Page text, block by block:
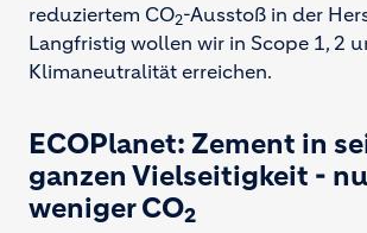
reduziertem CO2-Ausstoß in der
Langfristig wollen wir in Scope 1, 2
Klimaneutralität erreichen.
ECOPlanet: Zement in
ganzen Vielseitigkeit -
weniger CO2